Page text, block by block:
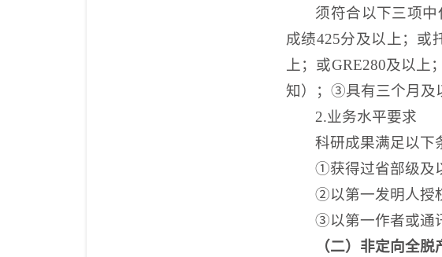
须符合以下三项中
成绩425分及以上；或
上；或GRE280及以上
知）； ③具有三个月 及
2.业务水平要求
科研成果满足以下
①获得过省部级及
②以第一发明人授
③以第一作者或通
（二）非定向全脱